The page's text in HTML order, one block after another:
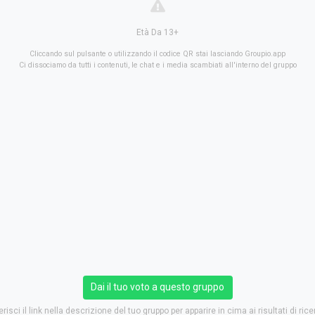
Età Da 13+
Cliccando sul pulsante o utilizzando il codice QR stai lasciando Groupio.app
Ci dissociamo da tutti i contenuti, le chat e i media scambiati all'interno del gruppo
Dai il tuo voto a questo gruppo
il link nella descrizione del tuo gruppo per apparire in cima ai risultati di